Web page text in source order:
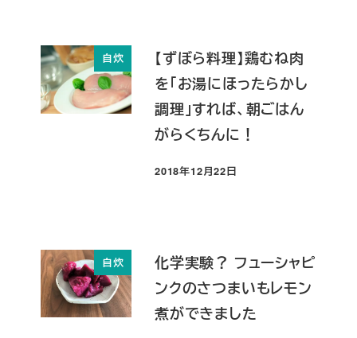
自炊
【ずぼら料理】鶏むね肉
を「お湯にほったらかし
調理」すれば、朝ごはん
がらくちんに！
投稿日
2018年12月22日
自炊
化学実験？ フューシャピ
ンクのさつまいもレモン
煮ができました